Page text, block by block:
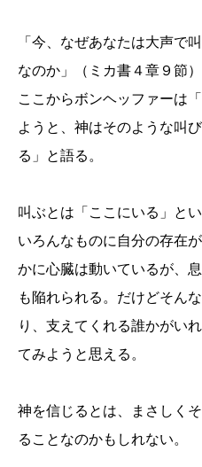
「今、なぜあなたは大声で
なのか」（ミカ書４章９節
ここからボンヘッファーは
ようと、神はそのような叫
る」と語る。
叫ぶとは「ここにいる」と
いろんなものに自分の存在
かに心臓は動いているが、
も陥れられる。だけどそん
り、支えてくれる誰かがい
てみようと思える。
神を信じるとは、まさしく
ることなのかもしれない。